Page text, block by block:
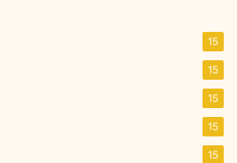
15
15
15
15
15